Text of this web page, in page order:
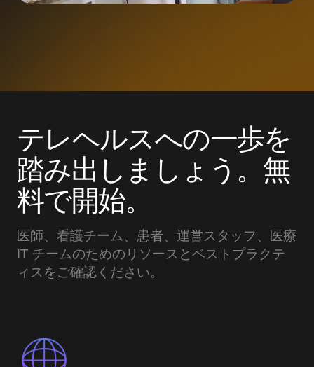
テレヘルスへの一歩を
踏み出しましょう。無
料で開始。
医師、看護チーム、患者、運営スタッフ、医療
IT チームのためのリソースとベストプラクテ
ィスをご確認ください。